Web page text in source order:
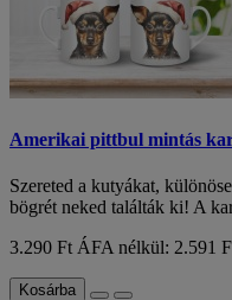
Amerikai pittbul mintás
Szereted a kutyákat,
bögrét neked találták ki! A
3.290 Ft ÁFA nélkül: 2.591
Kosárba